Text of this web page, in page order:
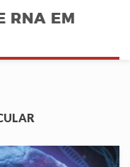
RNA EM